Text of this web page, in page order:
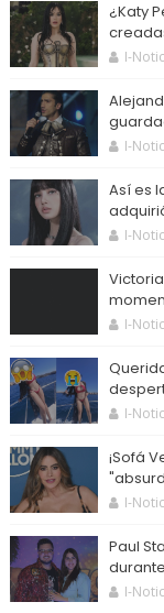
¿Katy
I-
I-
Así es
I-
I-
I-
¡Sofá
I-
Paul
I-